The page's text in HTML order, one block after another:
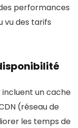
performances
vu des tarifs
incluent un cache
(réseau de
les temps de